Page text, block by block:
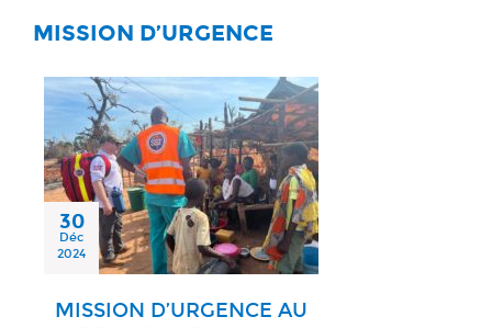
MISSION D’URGENCE
30
Déc
2024
MISSION D’URGENCE AU